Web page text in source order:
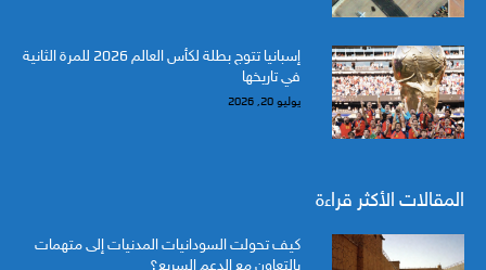
إسبانيا تتوج بطلة لكأس العالم 2026 للمرة الثانية
في تاريخها
يوليو 20, 2026
المقالات الأكثر قراءة
كيف تحولت السودانيات المدنيات إلى متهمات
بالتعاون مع الدعم السريع؟